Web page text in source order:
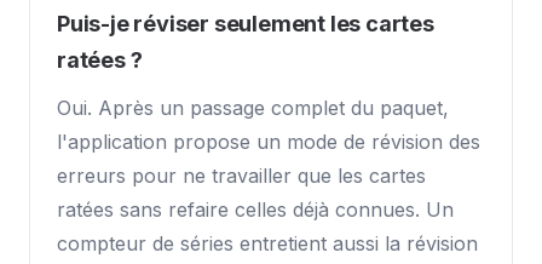
Puis-je réviser seulement les cartes
ratées ?
Oui. Après un passage complet du paquet,
l'application propose un mode de révision des
erreurs pour ne travailler que les cartes
ratées sans refaire celles déjà connues. Un
compteur de séries entretient aussi la révision